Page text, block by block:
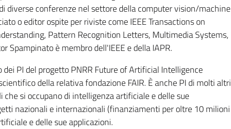
diverse conferenze nel settore della computer vision/machine
o editor ospite per riviste come IEEE Transactions on
Pattern Recognition Letters, Multimedia Systems,
Spampinato è membro dell'IEEE e della IAPR.
PI del progetto PNRR Future of Artificial Intelligence
della relativa fondazione FAIR. È anche PI di molti altri
si occupano di intelligenza artificiale e delle sue
nazionali e internazionali (finanziamenti per oltre 10 milioni
e delle sue applicazioni.